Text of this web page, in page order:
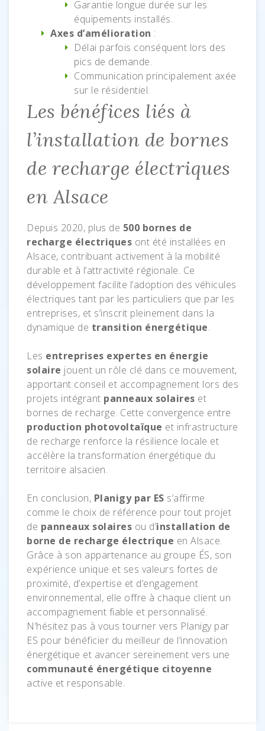
Garantie longue durée sur les
équipements installés.
Axes d’amélioration :
Délai parfois conséquent lors des
pics de demande.
Communication principalement axée
sur le résidentiel.
Les bénéfices liés à
l’installation de bornes
de recharge électriques
en Alsace
Depuis 2020, plus de 500 bornes de
recharge électriques ont été installées en
Alsace, contribuant activement à la mobilité
durable et à l’attractivité régionale. Ce
développement facilite l’adoption des véhicules
électriques tant par les particuliers que par les
entreprises, et s’inscrit pleinement dans la
dynamique de transition énergétique.
Les entreprises expertes en énergie
solaire jouent un rôle clé dans ce mouvement,
apportant conseil et accompagnement lors des
projets intégrant panneaux solaires et
bornes de recharge. Cette convergence entre
production photovoltaïque et infrastructure
de recharge renforce la résilience locale et
accélère la transformation énergétique du
territoire alsacien.
En conclusion, Planigy par ES s’affirme
comme le choix de référence pour tout projet
de panneaux solaires ou d’installation de
borne de recharge électrique en Alsace.
Grâce à son appartenance au groupe ÉS, son
expérience unique et ses valeurs fortes de
proximité, d’expertise et d’engagement
environnemental, elle offre à chaque client un
accompagnement fiable et personnalisé.
N’hésitez pas à vous tourner vers Planigy par
ES pour bénéficier du meilleur de l’innovation
énergétique et avancer sereinement vers une
communauté énergétique citoyenne
active et responsable.